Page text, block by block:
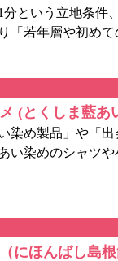
という立地条件
「若年層や初め
(とくしま藍あ
染め製品」や「
い染めのシャツ
にほんばし島